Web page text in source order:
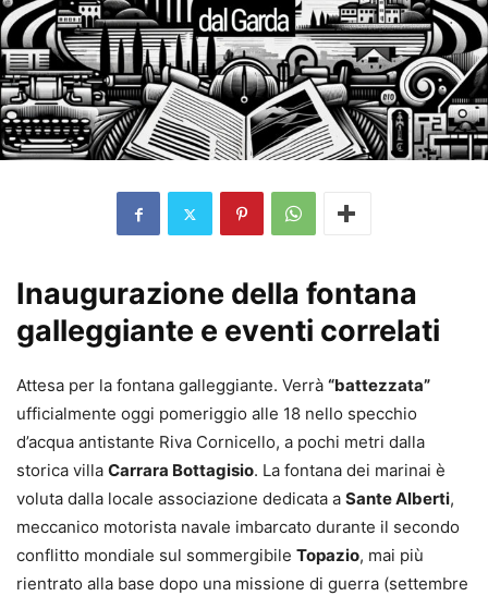
Inaugurazione della fontana
galleggiante e eventi correlati
Attesa per la fontana galleggiante. Verrà “battezzata”
ufficialmente oggi pomeriggio alle 18 nello specchio
d’acqua antistante Riva Cornicello, a pochi metri dalla
storica villa Carrara Bottagisio. La fontana dei marinai è
voluta dalla locale associazione dedicata a Sante Alberti,
meccanico motorista navale imbarcato durante il secondo
conflitto mondiale sul sommergibile Topazio, mai più
rientrato alla base dopo una missione di guerra (settembre